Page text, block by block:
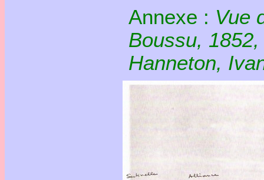
Annexe : Vue
Boussu,
Hanneton,